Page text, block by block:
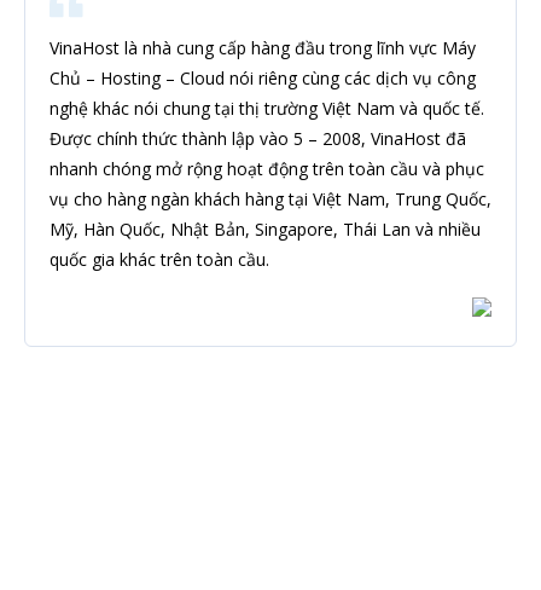
VinaHost là nhà cung cấp hàng đầu trong lĩnh vực Máy
Chủ – Hosting – Cloud nói riêng cùng các dịch vụ công
nghệ khác nói chung tại thị trường Việt Nam và quốc tế.
Được chính thức thành lập vào 5 – 2008, VinaHost đã
nhanh chóng mở rộng hoạt động trên toàn cầu và phục
vụ cho hàng ngàn khách hàng tại Việt Nam, Trung Quốc,
Mỹ, Hàn Quốc, Nhật Bản, Singapore, Thái Lan và nhiều
quốc gia khác trên toàn cầu.